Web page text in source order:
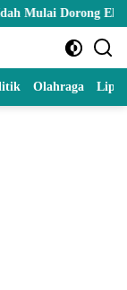
Ekonomi
Olahraga